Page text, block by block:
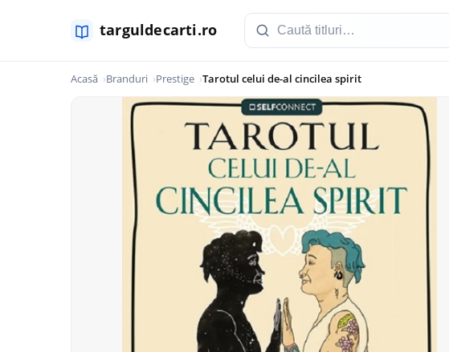
Acasă Branduri Prestige Tarotul celui de-al cincilea spirit